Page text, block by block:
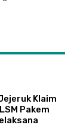
Klaim
Pakem